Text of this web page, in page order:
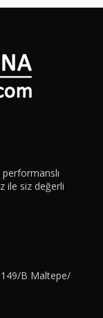
ile siz değerli
B Maltepe/